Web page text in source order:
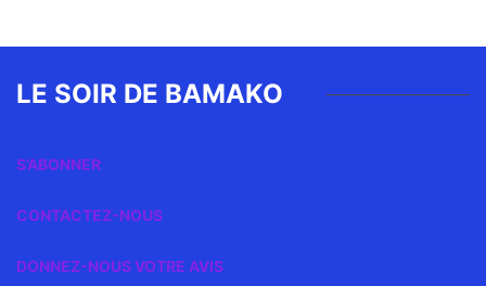
LE SOIR DE BAMAKO
S’ABONNER
CONTACTEZ-NOUS
DONNEZ-NOUS VOTRE AVIS